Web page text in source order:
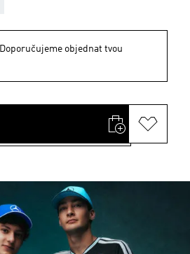
Doporučujeme objednat tvou